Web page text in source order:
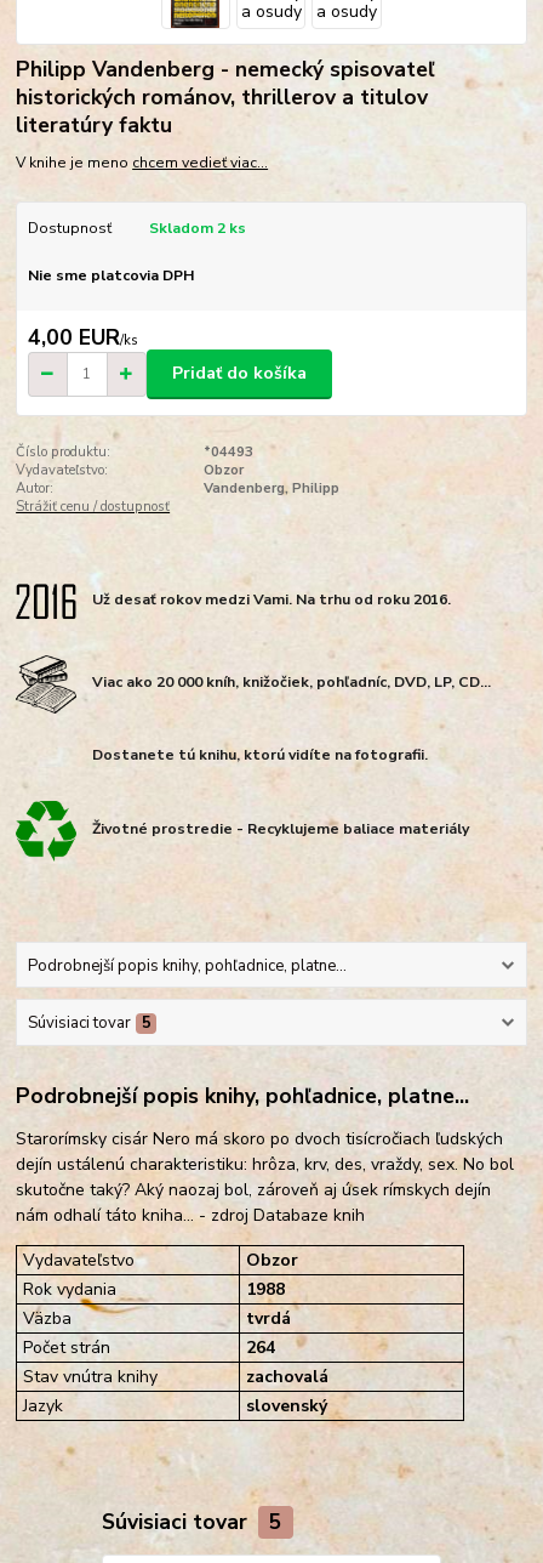
Philipp Vandenberg - nemecký spisovateľ
historických románov, thrillerov a titulov
literatúry faktu
V knihe je meno chcem vedieť viac...
Dostupnosť Skladom 2 ks
Nie sme platcovia DPH
4,00 EUR/ks
Pridať do košíka
Číslo produktu:
*04493
Vydavateľstvo:
Obzor
Autor:
Vandenberg, Philipp
Strážiť cenu / dostupnosť
Už desať rokov medzi Vami. Na trhu od roku 2016.
Viac ako 20 000 kníh, knižočiek, pohľadníc, DVD, LP, CD...
Dostanete tú knihu, ktorú vidíte na fotografii.
Životné prostredie - Recyklujeme baliace materiály
Podrobnejší popis knihy, pohľadnice, platne...
Súvisiaci tovar 5
Podrobnejší popis knihy, pohľadnice, platne...
Starorímsky cisár Nero má skoro po dvoch tisícročiach ľudských
dejín ustálenú charakteristiku: hrôza, krv, des, vraždy, sex. No bol
skutočne taký? Aký naozaj bol, zároveň aj úsek rímskych dejín
nám odhalí táto kniha... - zdroj Databaze knih
Vydavateľstvo
Obzor
Rok vydania
1988
Väzba
tvrdá
Počet strán
264
Stav vnútra knihy
zachovalá
Jazyk
slovenský
Súvisiaci tovar 5